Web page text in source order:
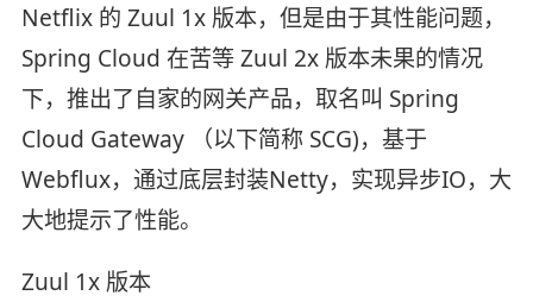
Netflix 的 Zuul 1x 版本，但是由于其性能问题，
Spring Cloud 在苦等 Zuul 2x 版本未果的情况
下，推出了自家的网关产品，取名叫 Spring
Cloud Gateway （以下简称 SCG)，基于
Webflux，通过底层封装Netty，实现异步IO，大
大地提示了性能。
Zuul 1x 版本